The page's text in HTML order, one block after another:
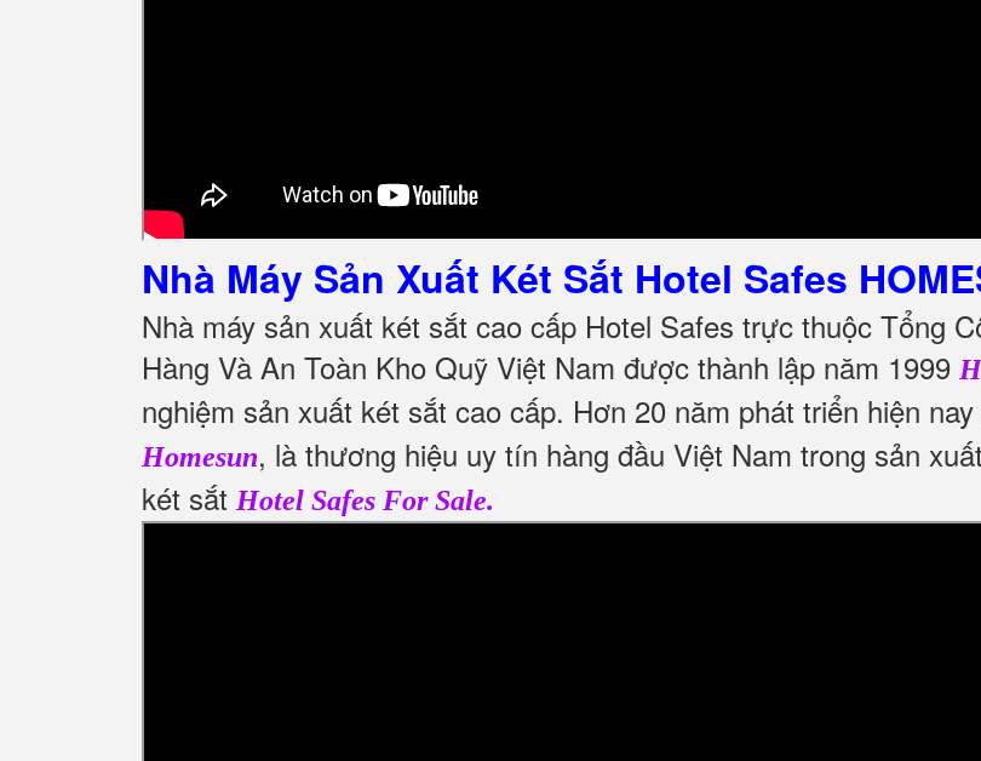
Nhà Máy Sản Xuất Két Sắt Hotel Safes
Nhà máy sản xuất két sắt cao cấp Hotel Safes trực thuộc Tổng
Hàng Và An Toàn Kho Quỹ Việt Nam được thành lập năm 1999
nghiệm sản xuất két sắt cao cấp. Hơn 20 năm phát triển hiện
Homesun, là thương hiệu uy tín hàng đầu Việt Nam trong sản
két sắt Hotel Safes For Sale.